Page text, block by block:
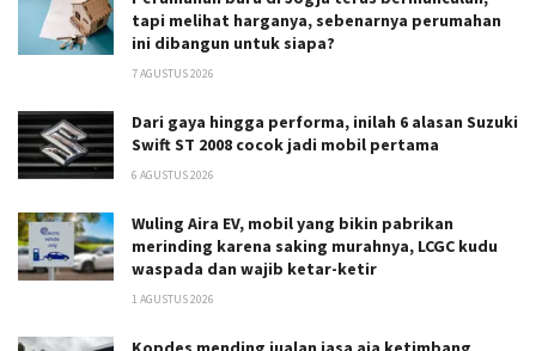
tapi melihat harganya, sebenarnya perumahan
ini dibangun untuk siapa?
7 AGUSTUS 2026
Dari gaya hingga performa, inilah 6 alasan Suzuki
Swift ST 2008 cocok jadi mobil pertama
6 AGUSTUS 2026
Wuling Aira EV, mobil yang bikin pabrikan
merinding karena saking murahnya, LCGC kudu
waspada dan wajib ketar-ketir
1 AGUSTUS 2026